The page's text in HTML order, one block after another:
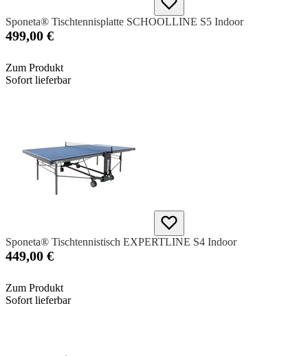
Sponeta® Tischtennisplatte SCHOOLLINE S5 Indoor
499,00 €
Zum Produkt
Sofort lieferbar
Sponeta® Tischtennistisch EXPERTLINE S4 Indoor
449,00 €
Zum Produkt
Sofort lieferbar